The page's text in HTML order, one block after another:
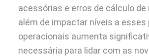
acessórias e erros de cálculo
além de impactar níveis a
operacionais aumenta
necessária para lidar com as